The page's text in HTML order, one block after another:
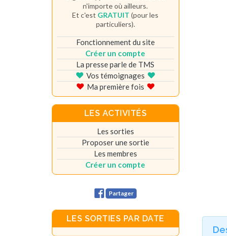
n'importe où ailleurs.
Et c'est GRATUIT (pour les
particuliers).
Fonctionnement du site
Créer un compte
La presse parle de TMS
Vos témoignages
Ma première fois
LES ACTIVITÉS
Les sorties
Proposer une sortie
Les membres
Créer un compte
Partager
LES SORTIES PAR DATE